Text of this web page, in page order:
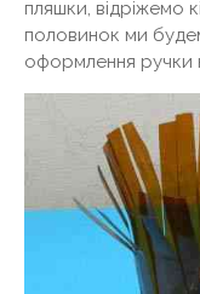
пляшки, відріжемо
половинок ми
оформлення ручки